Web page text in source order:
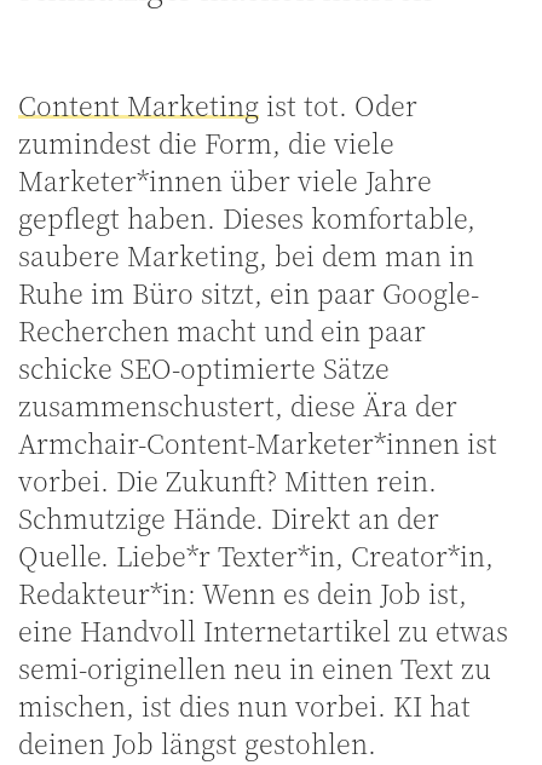
Content Marketing ist tot. Oder
zumindest die Form, die viele
Marketer*innen über viele Jahre
gepflegt haben. Dieses komfortable,
saubere Marketing, bei dem man in
Ruhe im Büro sitzt, ein paar Google-
Recherchen macht und ein paar
schicke SEO-optimierte Sätze
zusammenschustert, diese Ära der
Armchair-Content-Marketer*innen ist
vorbei. Die Zukunft? Mitten rein.
Schmutzige Hände. Direkt an der
Quelle. Liebe*r Texter*in, Creator*in,
Redakteur*in: Wenn es dein Job ist,
eine Handvoll Internetartikel zu etwas
semi-originellen neu in einen Text zu
mischen, ist dies nun vorbei. KI hat
deinen Job längst gestohlen.